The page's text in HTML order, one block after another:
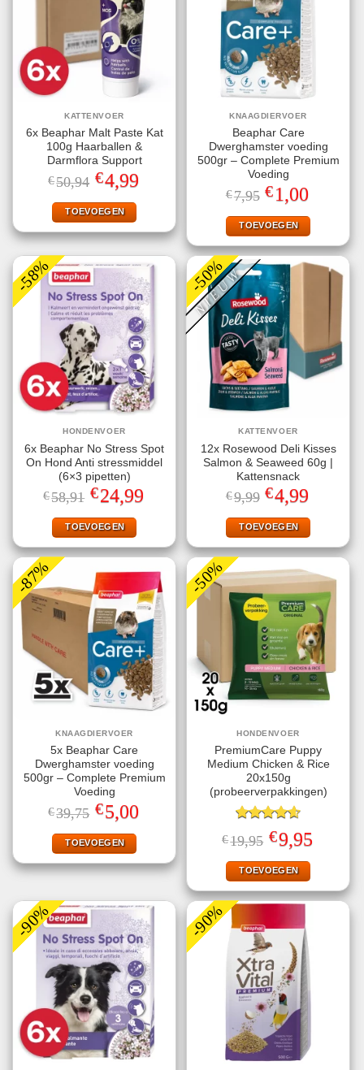
KATTENVOER
6x Beaphar Malt Paste Kat
100g Haarballen &
Darmflora Support
€50,94 Oorspronkelijke
prijs
was:
€50,94.
€4,99Huidige
prijs
TOEVOEGEN
KNAAGDIERVOER
Beaphar Care
Dwerghamster voeding
500gr – Complete Premium
Voeding
€7,95 Oorspronkelijke
prijs
was:
€7,95.
€1,00
is:
€1,00.
TOEVOEGEN
-58%
HONDENVOER
6x Beaphar No Stress Spot
On Hond Anti stressmiddel
(6×3 pipetten)
€58,91 Oorspronkelijke
prijs
was:
€58,91.
€24,99Huidige
prijs
TOEVOEGEN
-50%
NIEUW
KATTENVOER
12x Rosewood Deli Kisses
Salmon & Seaweed 60g |
Kattensnack
€9,99 Oorspronkelijke
prijs
was:
€9,99.
€4,99
is:
€4,99.
TOEVOEGEN
-87%
KNAAGDIERVOER
5x Beaphar Care
Dwerghamster voeding
500gr – Complete Premium
Voeding
€39,75 Oorspronkelijke
prijs
was:
€39,75.
€5,00Huidige
prijs
TOEVOEGEN
-50%
HONDENVOER
PremiumCare Puppy
Medium Chicken & Rice
20x150g
(probeerverpakkingen)
Gewaardeerd
4.60uit 5
€19,95 Oorspronkelijke
prijs
was:
€19,95.
€9,95prijs
TOEVOEGEN
-90% -90%